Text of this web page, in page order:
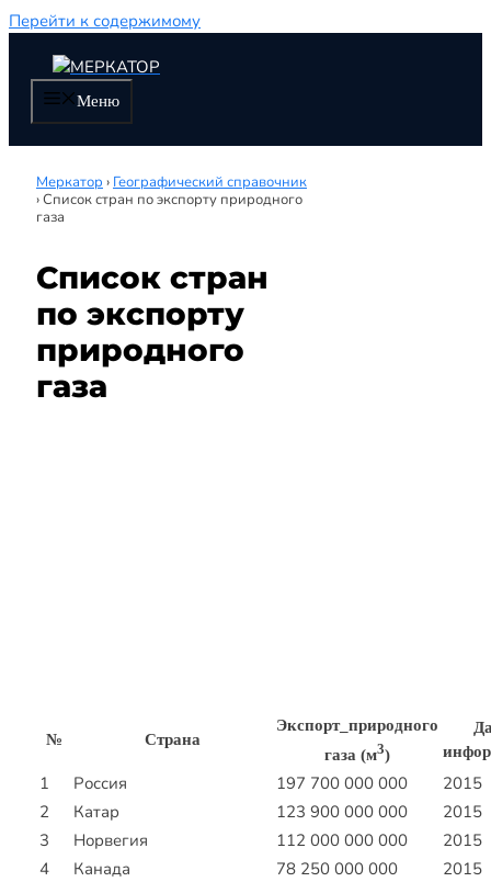
Перейти к содержимому
Меню
Меркатор › Географический справочник
›Список стран по экспорту природного
газа
Список стран
по экспорту
природного
газа
№ Страна
Экспорт_природного
газа (м3)
1 Россия 197 700 000 000
2015
2
Катар 123 900 000 000
2015
3
Норвегия 112 000 000 000
2015
4
Канада 78 250 000 000
2015